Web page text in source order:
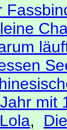
mit
Lola,